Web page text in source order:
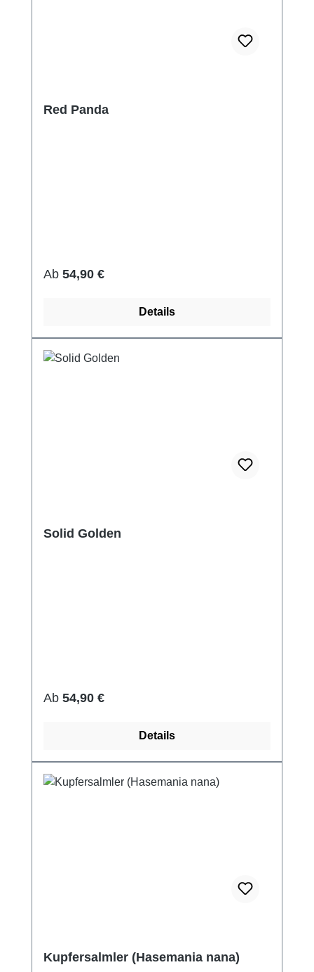
Red Panda
Regulärer Preis:
Ab 54,90 €
Details
Solid Golden
Regulärer Preis:
Ab 54,90 €
Details
Kupfersalmler (Hasemania nana)